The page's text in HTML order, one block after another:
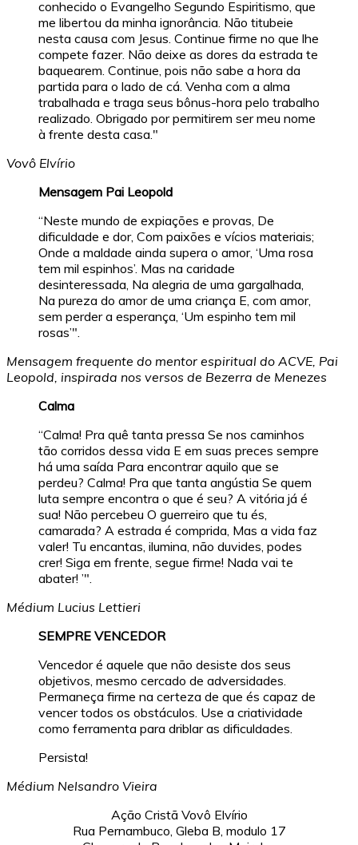
conhecido o Evangelho Segundo Espiritismo, que
me libertou da minha ignorância. Não titubeie
nesta causa com Jesus. Continue firme no que lhe
compete fazer. Não deixe as dores da estrada te
baquearem. Continue, pois não sabe a hora da
partida para o lado de cá. Venha com a alma
trabalhada e traga seus bônus-hora pelo trabalho
realizado. Obrigado por permitirem ser meu nome
à frente desta casa."
Vovô Elvírio
Mensagem Pai Leopold
“Neste mundo de expiações e provas, De
dificuldade e dor, Com paixões e vícios materiais;
Onde a maldade ainda supera o amor, ‘Uma rosa
tem mil espinhos’. Mas na caridade
desinteressada, Na alegria de uma gargalhada,
Na pureza do amor de uma criança E, com amor,
sem perder a esperança, ‘Um espinho tem mil
rosas’".
Mensagem frequente do mentor espiritual do ACVE, Pai
Leopold, inspirada nos versos de Bezerra de Menezes
Calma
“Calma! Pra quê tanta pressa Se nos caminhos
tão corridos dessa vida E em suas preces sempre
há uma saída Para encontrar aquilo que se
perdeu? Calma! Pra que tanta angústia Se quem
luta sempre encontra o que é seu? A vitória já é
sua! Não percebeu O guerreiro que tu és,
camarada? A estrada é comprida, Mas a vida faz
valer! Tu encantas, ilumina, não duvides, podes
crer! Siga em frente, segue firme! Nada vai te
abater! ’".
Médium Lucius Lettieri
SEMPRE VENCEDOR
Vencedor é aquele que não desiste dos seus
objetivos, mesmo cercado de adversidades.
Permaneça firme na certeza de que és capaz de
vencer todos os obstáculos. Use a criatividade
como ferramenta para driblar as dificuldades.
Persista!
Médium Nelsandro Vieira
Ação Cristã Vovô Elvírio
Rua Pernambuco, Gleba B, modulo 17